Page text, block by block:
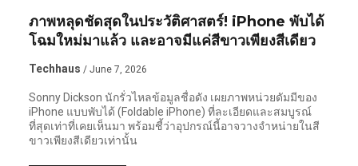
ภาพหลุดชัดสุดในประวัติศาสตร์! iPhone พับได้
โฉมใหม่มาแล้ว และอาจมีแค่สีขาวเพียงสีเดียว
Techhaus / June 7, 2026
Sonny Dickson นักรั่วไหลข้อมูลชื่อดัง เผยภาพหน่วยดัมมีของ
iPhone แบบพับได้ (Foldable iPhone) ที่ละเอียดและสมบูรณ์
ที่สุดเท่าที่เคยเห็นมา พร้อมชี้ว่าอุปกรณ์นี้อาจวางจำหน่ายในสี
ขาวเพียงสีเดียวเท่านั้น